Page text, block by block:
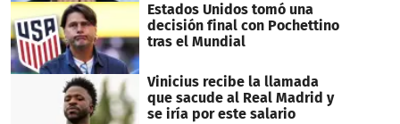
Estados Unidos tomó una
decisión final con Pochettino
tras el Mundial
Vinicius recibe la llamada
que sacude al Real Madrid y
se iría por este salario